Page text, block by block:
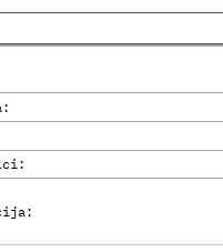
na človekove pravice